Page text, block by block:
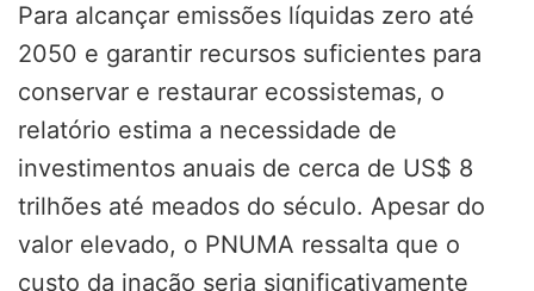
Para alcançar emissões líquidas zero até
2050 e garantir recursos suficientes para
conservar e restaurar ecossistemas, o
relatório estima a necessidade de
investimentos anuais de cerca de US$ 8
trilhões até meados do século. Apesar do
valor elevado, o PNUMA ressalta que o
custo da inação seria significativamente